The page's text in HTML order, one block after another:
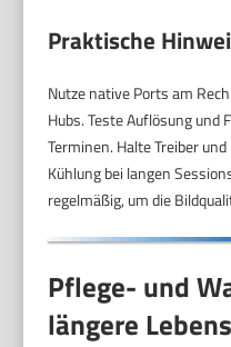
Praktische
Nutze native Ports am
Hubs. Teste Auflösung
Terminen. Halte Treiber
Kühlung bei langen
regelmäßig, um die
Pflege- und
längere